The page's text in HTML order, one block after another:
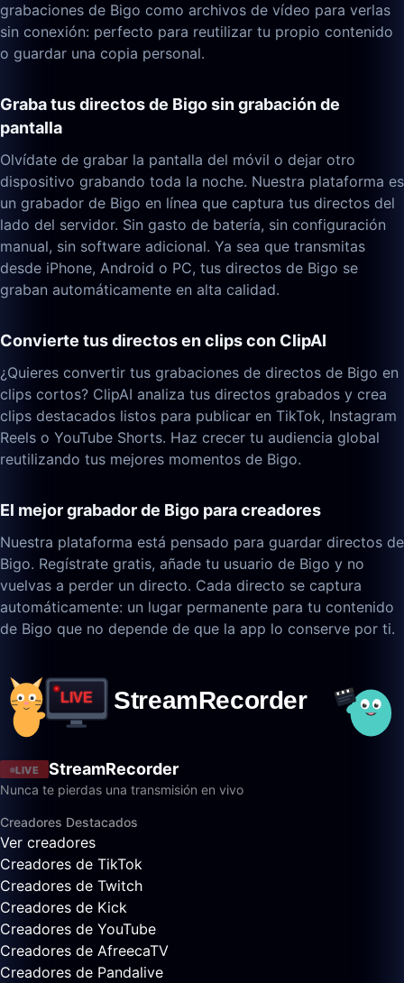
grabaciones de Bigo como archivos de vídeo para verlas
sin conexión: perfecto para reutilizar tu propio contenido
o guardar una copia personal.
Graba tus directos de Bigo sin grabación de
pantalla
Olvídate de grabar la pantalla del móvil o dejar otro
dispositivo grabando toda la noche. Nuestra plataforma es
un grabador de Bigo en línea que captura tus directos del
lado del servidor. Sin gasto de batería, sin configuración
manual, sin software adicional. Ya sea que transmitas
desde iPhone, Android o PC, tus directos de Bigo se
graban automáticamente en alta calidad.
Convierte tus directos en clips con ClipAI
¿Quieres convertir tus grabaciones de directos de Bigo en
clips cortos? ClipAI analiza tus directos grabados y crea
clips destacados listos para publicar en TikTok, Instagram
Reels o YouTube Shorts. Haz crecer tu audiencia global
reutilizando tus mejores momentos de Bigo.
El mejor grabador de Bigo para creadores
Nuestra plataforma está pensado para guardar directos de
Bigo. Regístrate gratis, añade tu usuario de Bigo y no
vuelvas a perder un directo. Cada directo se captura
automáticamente: un lugar permanente para tu contenido
de Bigo que no depende de que la app lo conserve por ti.
LIVE StreamRecorder
Nunca te pierdas una transmisión en vivo
Creadores Destacados
Ver creadores
Creadores de TikTok
Creadores de Twitch
Creadores de Kick
Creadores de YouTube
Creadores de AfreecaTV
Creadores de Pandalive